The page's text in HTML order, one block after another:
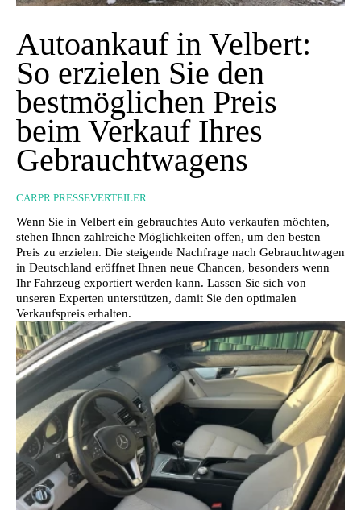
Autoankauf in Velbert:
So erzielen Sie den
bestmöglichen Preis
beim Verkauf Ihres
Gebrauchtwagens
CARPR PRESSEVERTEILER
Wenn Sie in Velbert ein gebrauchtes Auto verkaufen möchten,
stehen Ihnen zahlreiche Möglichkeiten offen, um den besten
Preis zu erzielen. Die steigende Nachfrage nach Gebrauchtwagen
in Deutschland eröffnet Ihnen neue Chancen, besonders wenn
Ihr Fahrzeug exportiert werden kann. Lassen Sie sich von
unseren Experten unterstützen, damit Sie den optimalen
Verkaufspreis erhalten.